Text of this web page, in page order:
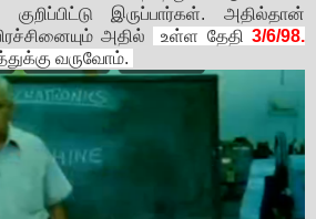
இருப்பார்கள். அதில்தான்
அதில்
உள்ள தேதி3/6/98.
வருவோம்.